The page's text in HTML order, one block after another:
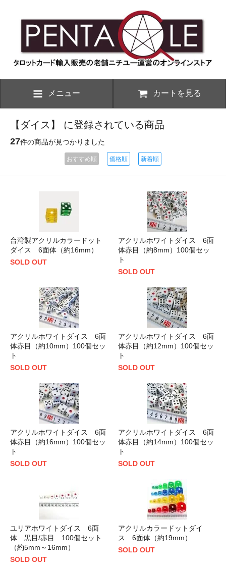
メニュー カートを見る
【ダイス】 に登録されている商品
27件の商品が見つかりました
おすすめ順 価格順 新着順
台湾製アクリルカラードット
ダイス 6面体（約16mm）
SOLD OUT
アクリルホワイトダイス 6面
体赤目（約8mm）100個セッ
ト
SOLD OUT
アクリルホワイトダイス 6面
体赤目（約10mm）100個セッ
ト
SOLD OUT
アクリルホワイトダイス 6面
体赤目（約12mm）100個セッ
ト
SOLD OUT
アクリルホワイトダイス 6面
体赤目（約16mm）100個セッ
ト
SOLD OUT
アクリルホワイトダイス 6面
体赤目（約14mm）100個セッ
ト
SOLD OUT
ユリアホワイトダイス 6面
体 黒目/赤目 100個セット
（約5mm～16mm）
SOLD OUT
アクリルカラードットダイ
ス 6面体（約19mm）
SOLD OUT